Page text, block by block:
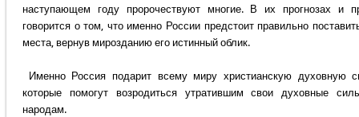
наступающем году пророчествуют многие. В их прогнозах и
говорится о том, что именно России предстоит правильно
места, вернув мирозданию его истинный облик.
Именно Россия подарит всему миру христианскую духовную
которые помогут возродиться утратившим свои духовные
народам.